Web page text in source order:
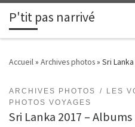
Passer au contenu
P'tit pas narrivé
Accueil» Archives photos» Sri
ARCHIVES PHOTOS
LES
PHOTOS VOYAGES
Sri Lanka 2017 –